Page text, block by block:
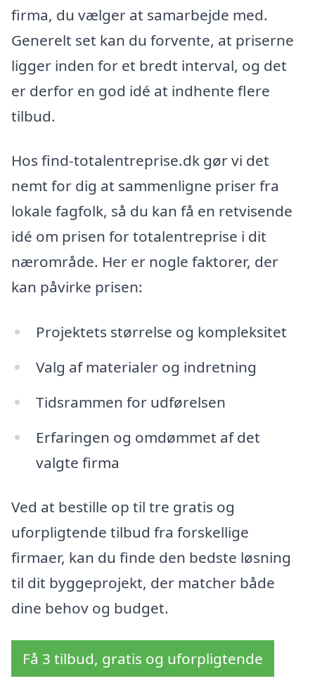
firma, du vælger at samarbejde med.
Generelt set kan du forvente, at priserne
ligger inden for et bredt interval, og det
er derfor en god idé at indhente flere
tilbud.
Hos find-totalentreprise.dk gør vi det
nemt for dig at sammenligne priser fra
lokale fagfolk, så du kan få en retvisende
idé om prisen for totalentreprise i dit
nærområde. Her er nogle faktorer, der
kan påvirke prisen:
Projektets størrelse og kompleksitet
Valg af materialer og indretning
Tidsrammen for udførelsen
Erfaringen og omdømmet af det
valgte firma
Ved at bestille op til tre gratis og
uforpligtende tilbud fra forskellige
firmaer, kan du finde den bedste løsning
til dit byggeprojekt, der matcher både
dine behov og budget.
Få 3 tilbud, gratis og uforpligtende